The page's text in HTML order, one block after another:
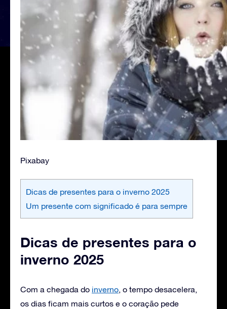
Pixabay
Dicas de presentes para o inverno 2025
Um presente com significado é para sempre
Dicas de presentes para o
inverno 2025
Com a chegada do inverno, o tempo desacelera,
os dias ficam mais curtos e o coração pede